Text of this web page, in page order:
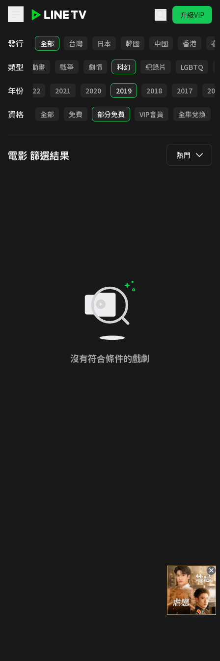
升級VIP
LINE TV - 電影
發行 全部 台灣 日本 韓國 中國 香港 泰
類型
青春 動畫 戰爭 劇情 科幻 紀錄片 LGBTQ
年份 2022 2021 2020 2019 2018 2017
資格 全部 免費 部分免費 VIP會員 全集兌換
電影篩選結果 熱門
沒有符合條件的戲劇